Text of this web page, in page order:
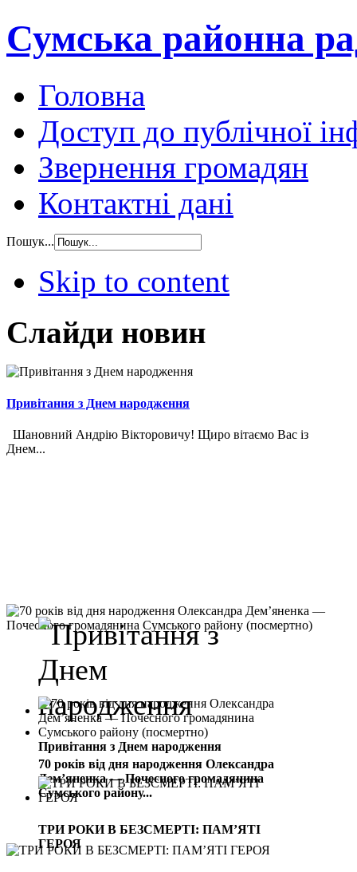
Сумська районна
Головна
Доступ до публічної
Звернення громадян
Контактні дані
Пошук...
Skip to content
Слайди новин
Привітання з Днем народження
Шановний Андрію Вікторовичу! Щиро вітаємо Вас із
Днем...
Привітання з Днем народження
70 років від дня народження Олександра
Дем’яненка — Почесного громадянина
Сумського району...
ТРИ РОКИ В БЕЗСМЕРТІ: ПАМ’ЯТІ
ГЕРОЯ